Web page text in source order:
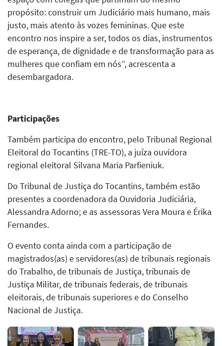
propósito: construir um Judiciário mais humano, mais
justo, mais atento às vozes femininas. Que este
encontro nos inspire a ser, todos os dias, instrumentos
de esperança, de dignidade e de transformação para as
mulheres que confiam em nós”, acrescenta a
desembargadora.
Participações
Também participa do encontro, pelo Tribunal Regional
Eleitoral do Tocantins (TRE-TO), a juíza ouvidora
regional eleitoral Silvana Maria Parfieniuk.
Do Tribunal de Justiça do Tocantins, também estão
presentes a coordenadora da Ouvidoria Judiciária,
Alessandra Adorno; e as assessoras Vera Moura e Érika
Fernandes.
O evento conta ainda com a participação de
magistrados(as) e servidores(as) de tribunais regionais
do Trabalho, de tribunais de Justiça, tribunais de
Justiça Militar, de tribunais federais, de tribunais
eleitorais, de tribunais superiores e do Conselho
Nacional de Justiça.